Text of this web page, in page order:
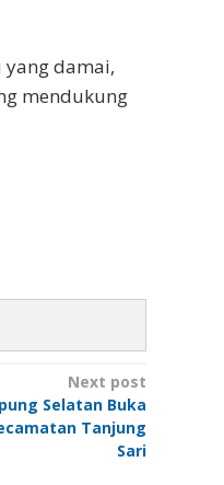
damai,
mendukung
Next post
Selatan Buka
Tanjung
Sari